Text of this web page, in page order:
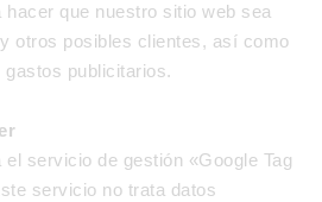
que nuestro sitio web sea
otros posibles clientes, así como
publicitarios.
servicio de gestión «Google Tag
servicio no trata datos